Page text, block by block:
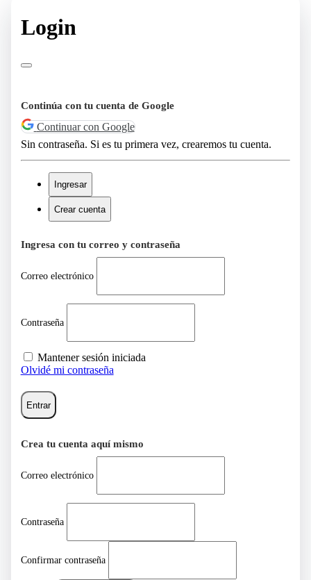
Login
Continúa con tu cuenta de Google
Continuar con Google
Sin contraseña. Si es tu primera vez, crearemos tu cuenta.
Ingresar
Crear cuenta
Ingresa con tu correo y contraseña
Correo electrónico
Contraseña
Mantener sesión iniciada
Olvidé mi contraseña
Entrar
Crea tu cuenta aquí mismo
Correo electrónico
Contraseña
Confirmar contraseña